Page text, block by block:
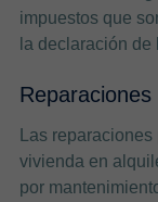
impuestos que
la declaración de
Reparaciones
Las
vivienda en
por